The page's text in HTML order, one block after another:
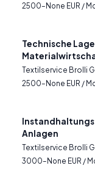
2500–None EUR /
Technische
Textilservice Brolli
2500–None EUR /
Anlagen
Textilservice Brolli
3000–None EUR /